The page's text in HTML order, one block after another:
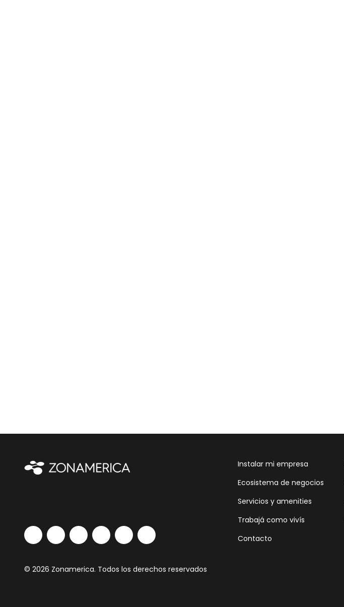
Instalar mi empresa
Ecosistema de negocios
Servicios y amenities
Trabajá como vivís
Contacto
© 2026 Zonamerica. Todos los derechos reservados